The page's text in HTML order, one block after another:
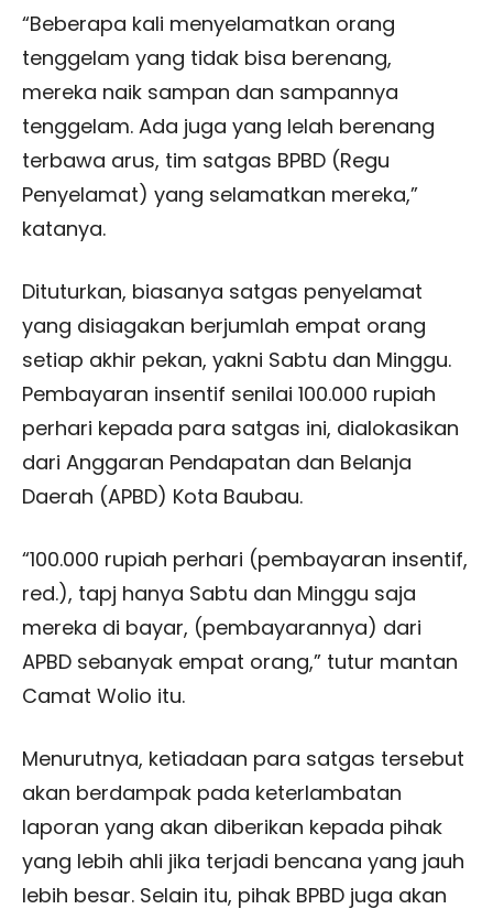
“Beberapa kali menyelamatkan orang
tenggelam yang tidak bisa berenang,
mereka naik sampan dan sampannya
tenggelam. Ada juga yang lelah berenang
terbawa arus, tim satgas BPBD (Regu
Penyelamat) yang selamatkan mereka,”
katanya.
Dituturkan, biasanya satgas penyelamat
yang disiagakan berjumlah empat orang
setiap akhir pekan, yakni Sabtu dan Minggu.
Pembayaran insentif senilai 100.000 rupiah
perhari kepada para satgas ini, dialokasikan
dari Anggaran Pendapatan dan Belanja
Daerah (APBD) Kota Baubau.
“100.000 rupiah perhari (pembayaran insentif,
red.), tapj hanya Sabtu dan Minggu saja
mereka di bayar, (pembayarannya) dari
APBD sebanyak empat orang,” tutur mantan
Camat Wolio itu.
Menurutnya, ketiadaan para satgas tersebut
akan berdampak pada keterlambatan
laporan yang akan diberikan kepada pihak
yang lebih ahli jika terjadi bencana yang jauh
lebih besar. Selain itu, pihak BPBD juga akan